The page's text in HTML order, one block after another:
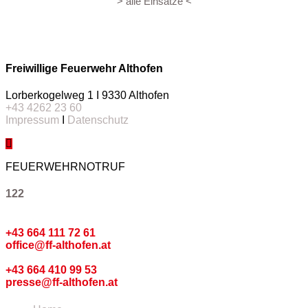
Freiwillige Feuerwehr Althofen
Lorberkogelweg 1 I 9330 Althofen
+43 4262 23 60
Impressum
Datenschutz
FEUERWEHRNOTRUF
122
+43 664 111 72 61
office@ff-althofen.at
+43 664 410 99 53
presse@ff-althofen.at